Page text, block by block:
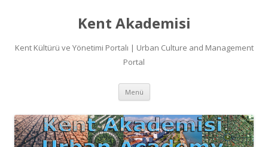
Kent Akademisi
Kent Kültürü ve Yönetimi Portalı | Urban Culture and Management
Portal
Menü İçeriğe